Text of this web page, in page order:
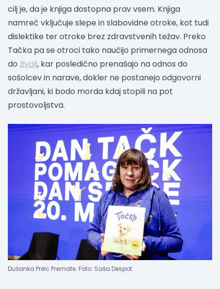
cilj je, da je knjiga dostopna prav vsem. Knjiga
namreč vključuje slepe in slabovidne otroke, kot tudi
dislektike ter otroke brez zdravstvenih težav. Preko
Tačka pa se otroci tako naučijo primernega odnosa
do živali, kar posledično prenašajo na odnos do
sošolcev in narave, dokler ne postanejo odgovorni
državljani, ki bodo morda kdaj stopili na pot
prostovoljstva.
Dušanka Prelc Premate. Foto: Saša Despot